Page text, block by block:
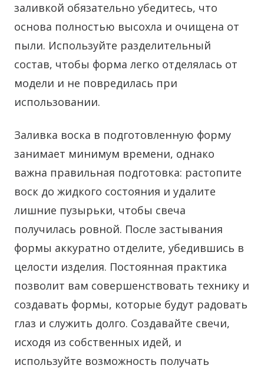
заливкой обязательно убедитесь, что
основа полностью высохла и очищена от
пыли. Используйте разделительный
состав, чтобы форма легко отделялась от
модели и не повредилась при
использовании.
Заливка воска в подготовленную форму
занимает минимум времени, однако
важна правильная подготовка: растопите
воск до жидкого состояния и удалите
лишние пузырьки, чтобы свеча
получилась ровной. После застывания
формы аккуратно отделите, убедившись в
целости изделия. Постоянная практика
позволит вам совершенствовать технику и
создавать формы, которые будут радовать
глаз и служить долго. Создавайте свечи,
исходя из собственных идей, и
используйте возможность получать